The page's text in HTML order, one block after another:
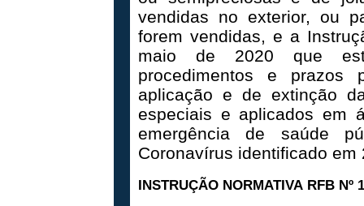
vendidas no exterior, ou
forem vendidas, e a
maio de 2020 que
procedimentos e prazos
aplicação e de extinção
especiais e aplicados em
emergência de saúde
Coronavírus identificado
INSTRUÇÃO NORMATIVA RFB Nº